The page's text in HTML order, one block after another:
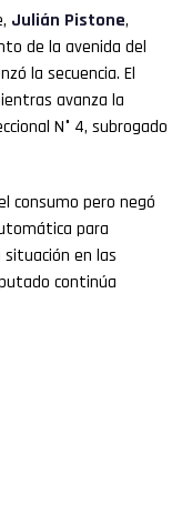
Julián Pistone,
de la avenida del
la secuencia. El
avanza la
N° 4, subrogado
consumo pero negó
para
en las
continúa